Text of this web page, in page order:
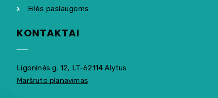
Eilės paslaugoms
KONTAKTAI
Ligoninės g. 12, LT-62114 Alytus
Maršruto planavimas